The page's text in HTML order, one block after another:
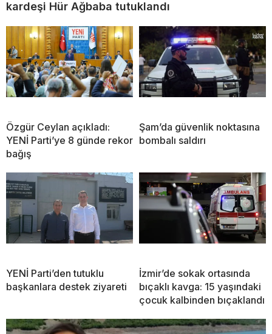
kardeşi Hür Ağbaba tutuklandı
Özgür Ceylan açıkladı:
YENİ Parti’ye 8 günde rekor
bağış
Şam’da güvenlik noktasına
bombalı saldırı
YENİ Parti’den tutuklu
başkanlara destek ziyareti
İzmir’de sokak ortasında
bıçaklı kavga: 15 yaşındaki
çocuk kalbinden bıçaklandı